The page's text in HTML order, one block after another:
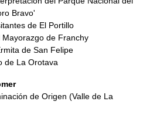
Bravo'
de El Portillo
Mayorazgo de Franchy
de San Felipe
de La Orotava
de Origen (Valle de La